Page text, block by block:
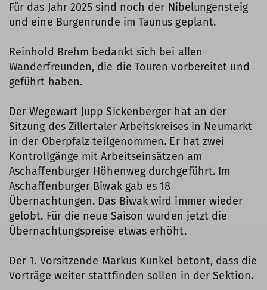
Für das Jahr 2025 sind noch der Nibelungensteig
und eine Burgenrunde im Taunus geplant.
Reinhold Brehm bedankt sich bei allen
Wanderfreunden, die die Touren vorbereitet und
geführt haben.
Der Wegewart Jupp Sickenberger hat an der
Sitzung des Zillertaler Arbeitskreises in Neumarkt
in der Oberpfalz teilgenommen. Er hat zwei
Kontrollgänge mit Arbeitseinsätzen am
Aschaffenburger Höhenweg durchgeführt. Im
Aschaffenburger Biwak gab es 18
Übernachtungen. Das Biwak wird immer wieder
gelobt. Für die neue Saison wurden jetzt die
Übernachtungspreise etwas erhöht.
Der 1. Vorsitzende Markus Kunkel betont, dass die
Vorträge weiter stattfinden sollen in der Sektion.